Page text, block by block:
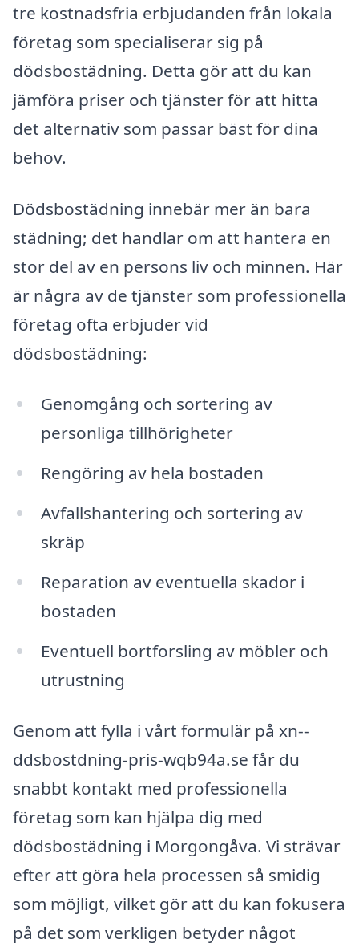
tre kostnadsfria erbjudanden från lokala
företag som specialiserar sig på
dödsbostädning. Detta gör att du kan
jämföra priser och tjänster för att hitta
det alternativ som passar bäst för dina
behov.
Dödsbostädning innebär mer än bara
städning; det handlar om att hantera en
stor del av en persons liv och minnen. Här
är några av de tjänster som professionella
företag ofta erbjuder vid
dödsbostädning:
Genomgång och sortering av
personliga tillhörigheter
Rengöring av hela bostaden
Avfallshantering och sortering av
skräp
Reparation av eventuella skador i
bostaden
Eventuell bortforsling av möbler och
utrustning
Genom att fylla i vårt formulär på xn--
ddsbostdning-pris-wqb94a.se får du
snabbt kontakt med professionella
företag som kan hjälpa dig med
dödsbostädning i Morgongåva. Vi strävar
efter att göra hela processen så smidig
som möjligt, vilket gör att du kan fokusera
på det som verkligen betyder något